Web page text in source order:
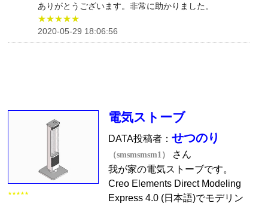
ありがとうございます。非常に助かりました。
★★★★★
2020-05-29 18:06:56
★★★★★
電気ストーブ
DATA投稿者：せつのり
（smsmsmsm1）
さん
我が家の電気ストーブです。
Creo Elements Direct Modeling
Express 4.0 (日本語)でモデリン